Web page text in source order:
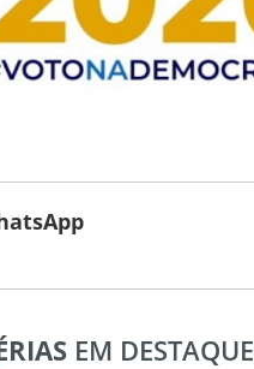
EM DESTAQUE